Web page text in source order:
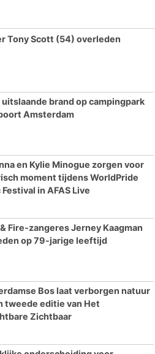
Tony Scott (54) overleden
brand op campingpark
Amsterdam
en Kylie Minogue zorgen voor
moment tijdens WorldPride
in AFAS Live
Fire-zangeres Jerney Kaagman
op 79-jarige leeftijd
Bos laat verborgen natuur
tweede editie van Het
Zichtbaar